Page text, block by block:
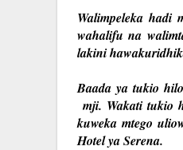
Walimpeleka hadi
wahalifu na
lakini
Baada ya tukio
mji. Wakati tukio
kuweka mtego
Hotel ya Serena.